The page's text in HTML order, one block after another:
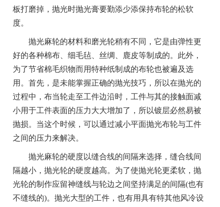
板打磨掉，抛光时抛光膏要勤添少添保持布轮的松软
度。
抛光麻轮的材料和磨光轮稍有不同，它是由弹性更
好的各种棉布、细毛毡、丝绸、鹿皮等制成的。此外，
为了节省棉毛织物而用特种纸制成的布轮也被遍及选
用。首先，是未能掌握正确的抛光技巧，所以在抛光的
过程中，布当轮走至工件边沿时，工件与其的接触面减
小用于工件表面的压力大大增加了，所以镀层必然易被
抛损。当这个时候，可以通过减小平面抛光布轮与工件
之间的压力来解决。
抛光麻轮的硬度以缝合线的间隔来选择，缝合线间
隔越小，抛光轮的硬度越高。为了使抛光轮更柔软，抛
光轮的制作应留神缝线与轮边之间坚持满足的间隔(也有
不缝线的)。抛光大型的工件，也有用具有特其他风冷设